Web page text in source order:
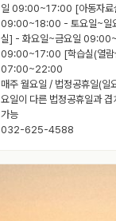
일 09:00~17:00 [아동자료
09:00~18:00 - 토요일~일
실] - 화요일~금요일
09:00~17:00 [학습실(열람
07:00~22:00
매주 월요일 / 법정공휴일(일
요일이 다른 법정공휴일과
가능
032-625-4588